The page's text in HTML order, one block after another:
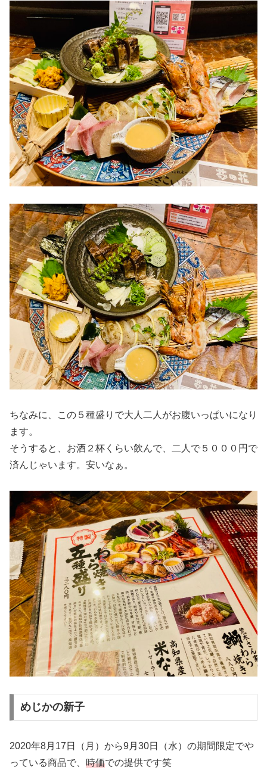
ちなみに、この５種盛りで大人二人がお腹いっぱいになり
ます。
そうすると、お酒２杯くらい飲んで、二人で５０００円で
済んじゃいます。安いなぁ。
めじかの新子
2020年8月17日（月）から9月30日（水）の期間限定でや
っている商品で、 時価での提供です笑